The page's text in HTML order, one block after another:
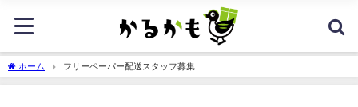
ホーム フリーペーパー配送スタッフ募集